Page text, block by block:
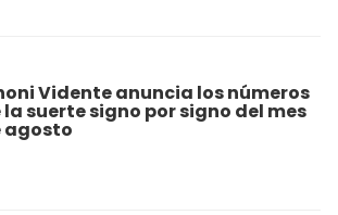
Vidente anuncia los números
la suerte signo por signo del mes
agosto